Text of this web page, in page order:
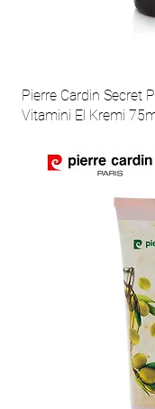
Pierre Cardin Secret
Vitamini El Kremi